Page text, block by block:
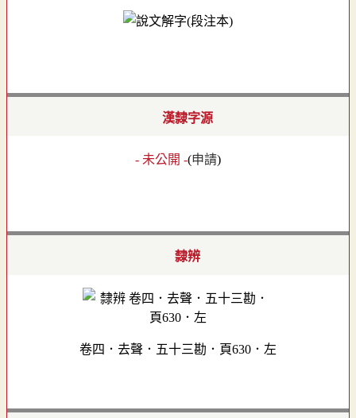
漢隸字源
- 未公開 -(申請)
隸辨
卷四．去聲．五十三勘．頁630．左